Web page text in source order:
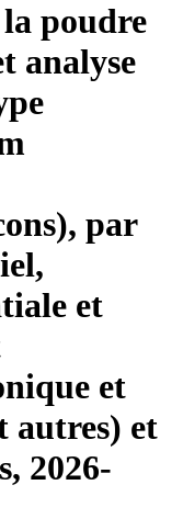
poudre
analyse
par
et
et
autres) et
2026-